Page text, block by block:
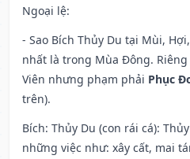
Ngoại lệ:
- Sao Bích Thủy Du tại Mùi,
nhất là trong Mùa Đông.
Viên nhưng phạm phải Phục
trên).
Bích: Thủy Du (con rái cá):
những việc như: xây cất, mai